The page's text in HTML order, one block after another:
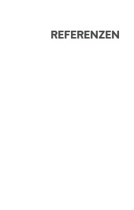
REFERENZEN